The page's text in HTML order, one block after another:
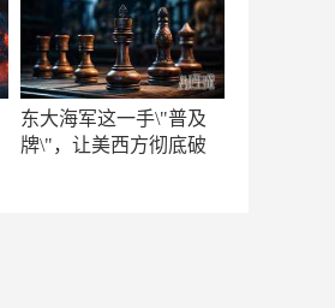
东大海军这一手\"普及
牌\"，让美西方彻底破